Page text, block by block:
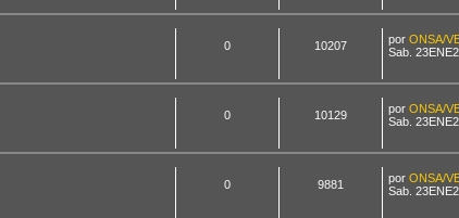
0 10207 por ONSA/
Sab.
0 10129 por ONSA/
Sab.
0 9881 por ONSA/
Sab.